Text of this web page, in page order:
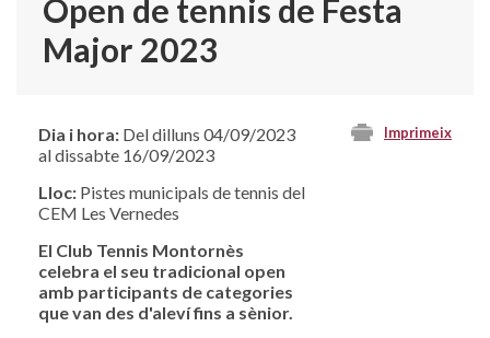
Open de tennis de Festa
Major 2023
Imprimeix
Dia i hora: Del dilluns 04/09/2023
al dissabte 16/09/2023
Lloc: Pistes municipals de tennis del
CEM Les Vernedes
El Club Tennis Montornès
celebra el seu tradicional open
amb participants de categories
que van des d'aleví fins a sènior.